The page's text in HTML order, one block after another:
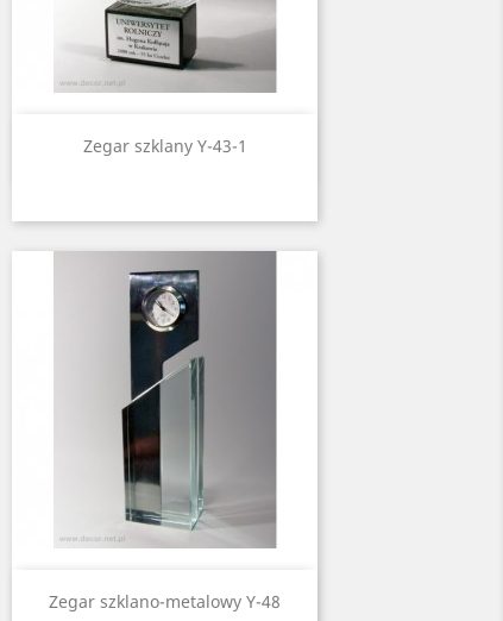
Zegar szklany Y-43-1
Quick view
Zegar szklano-metalowy Y-48
Quick view